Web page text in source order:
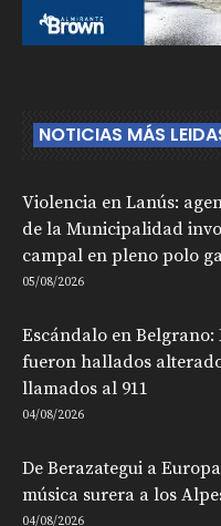
NOTICIAS MÁS
Violencia en Lanús:
de la Municipalidad
campal en pleno polo
05/08/2026
Escándalo en
fueron hallados
llamados al 911
04/08/2026
De Berazategui a
música surera a los
04/08/2026